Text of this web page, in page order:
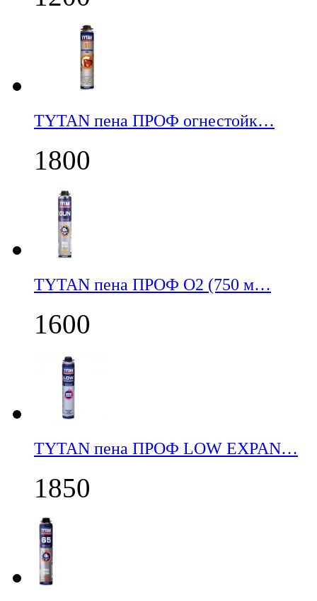
TYTAN пена ПРОФ огнестойк…
1800
TYTAN пена ПРОФ О2 (750 м…
1600
TYTAN пена ПРОФ LOW EXPAN…
1850